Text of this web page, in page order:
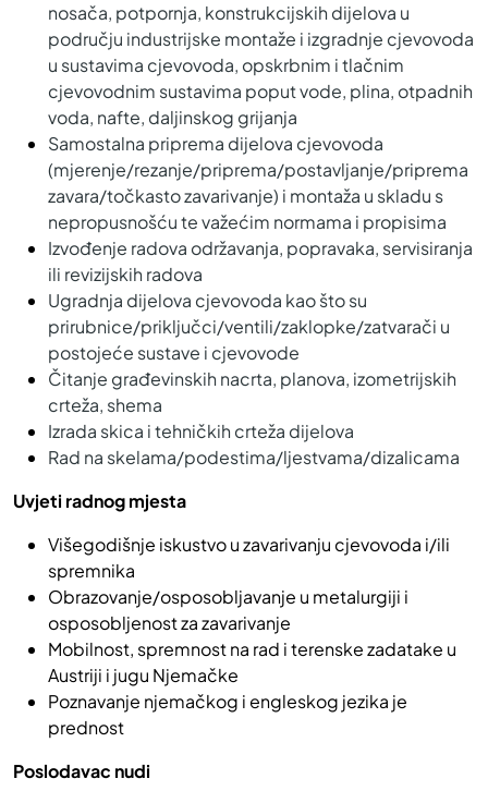
nosača, potpornja, konstrukcijskih dijelova u
području industrijske montaže i izgradnje cjevovoda
u sustavima cjevovoda, opskrbnim i tlačnim
cjevovodnim sustavima poput vode, plina, otpadnih
voda, nafte, daljinskog grijanja
Samostalna priprema dijelova cjevovoda
(mjerenje/rezanje/priprema/postavljanje/priprema
zavara/točkasto zavarivanje) i montaža u skladu s
nepropusnošću te važećim normama i propisima
Izvođenje radova održavanja, popravaka, servisiranja
ili revizijskih radova
Ugradnja dijelova cjevovoda kao što su
prirubnice/priključci/ventili/zaklopke/zatvarači u
postojeće sustave i cjevovode
Čitanje građevinskih nacrta, planova, izometrijskih
crteža, shema
Izrada skica i tehničkih crteža dijelova
Rad na skelama/podestima/ljestvama/dizalicama
Uvjeti radnog mjesta
Višegodišnje iskustvo u zavarivanju cjevovoda i/ili
spremnika
Obrazovanje/osposobljavanje u metalurgiji i
osposobljenost za zavarivanje
Mobilnost, spremnost na rad i terenske zadatake u
Austriji i jugu Njemačke
Poznavanje njemačkog i engleskog jezika je
prednost
Poslodavac nudi